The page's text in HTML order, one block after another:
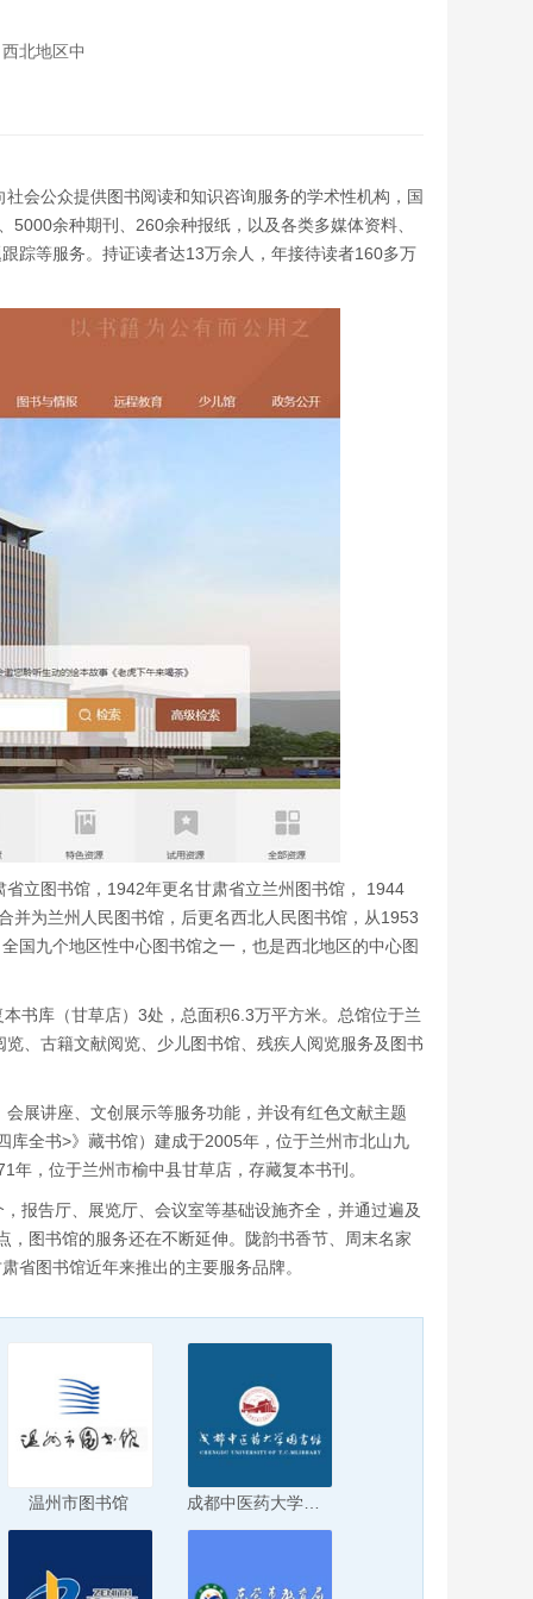
北地区中
会公众提供图书阅读和知识咨询服务的学术性机构，国
余种期刊、260余种报纸，以及各类多媒体资料、
踪等服务。持证读者达13万余人，年接待读者160多万
立图书馆，1942年更名甘肃省立兰州图书馆， 1944
并为兰州人民图书馆，后更名西北人民图书馆，从1953
国九个地区性中心图书馆之一，也是西北地区的中心图
书库（甘草店）3处，总面积6.3万平方米。总馆位于兰
、古籍文献阅览、少儿图书馆、残疾人阅览服务及图书
展讲座、文创展示等服务功能，并设有红色文献主题
全书>》藏书馆）建成于2005年，位于兰州市北山九
，位于兰州市榆中县甘草店，存藏复本书刊。
报告厅、展览厅、会议室等基础设施齐全，并通过遍及
图书馆的服务还在不断延伸。陇韵书香节、周末名家
省图书馆近年来推出的主要服务品牌。
温州市图书馆 成都中医药大学图书馆